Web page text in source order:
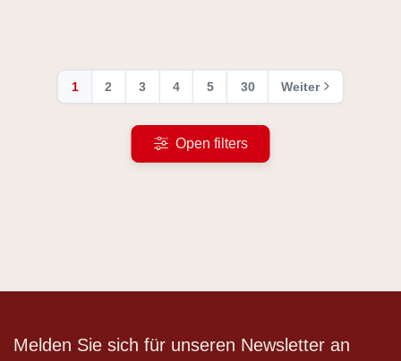
1 2 3 4 5 30 Weiter
Open filters
Melden Sie sich für unseren Newsletter an